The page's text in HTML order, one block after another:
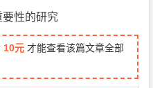
要性的研究
10元 才能查看该篇文章全部